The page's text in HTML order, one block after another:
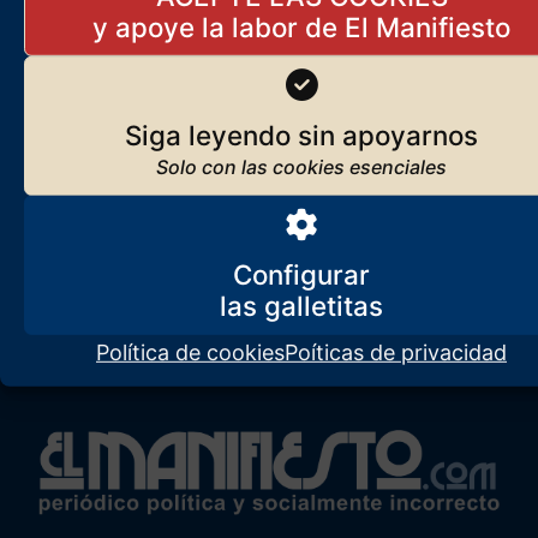
Siga leyendo sin apoyarnos
Configurar
Política de cookiesPoíticas de privacidad